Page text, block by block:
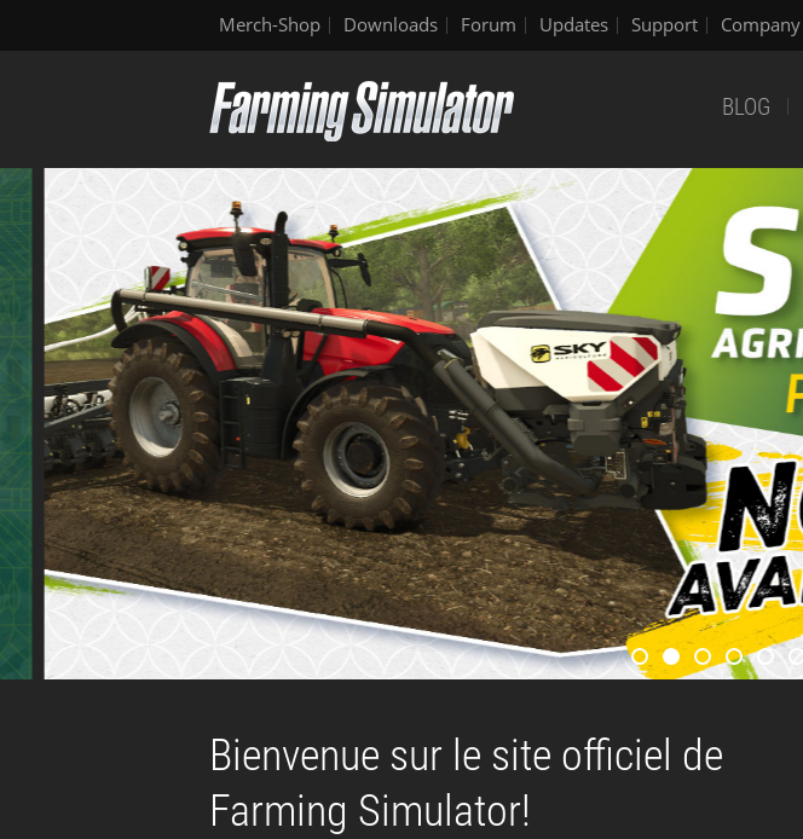
Merch-Shop Downloads Forum Updates Support Company
BLOG
Bienvenue sur le site officiel de
Farming Simulator!